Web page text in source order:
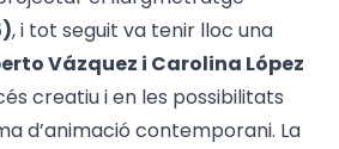
, i tot seguit va tenir lloc una
Vázquez i Carolina López
creatiu i en les possibilitats
d’animació contemporani. La